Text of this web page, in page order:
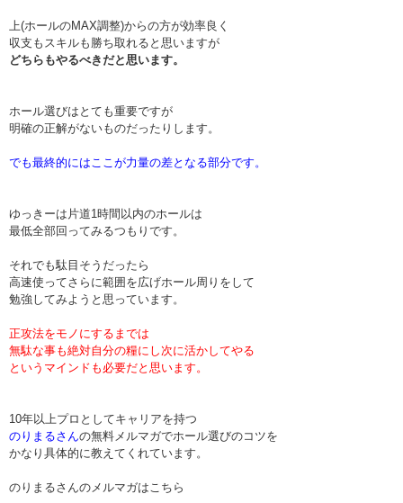
上(ホールのMAX調整)からの方が効率良く
収支もスキルも勝ち取れると思いますが
どちらもやるべきだと思います。
ホール選びはとても重要ですが
明確の正解がないものだったりします。
でも最終的にはここが力量の差となる部分です。
ゆっきーは片道1時間以内のホールは
最低全部回ってみるつもりです。
それでも駄目そうだったら
高速使ってさらに範囲を広げホール周りをして
勉強してみようと思っています。
正攻法をモノにするまでは
無駄な事も絶対自分の糧にし次に活かしてやる
というマインドも必要だと思います。
10年以上プロとしてキャリアを持つ
のりまるさんの無料メルマガでホール選びのコツを
かなり具体的に教えてくれています。
のりまるさんのメルマガはこちら